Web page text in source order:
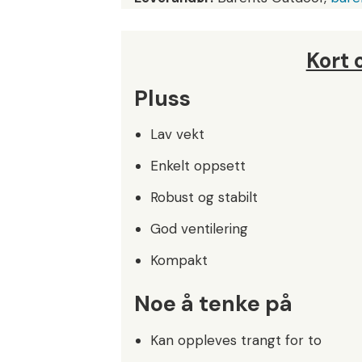
Kort
Pluss
Lav vekt
Enkelt oppsett
Robust og stabilt
God ventilering
Kompakt
Noe å tenke på
Kan oppleves trangt for to